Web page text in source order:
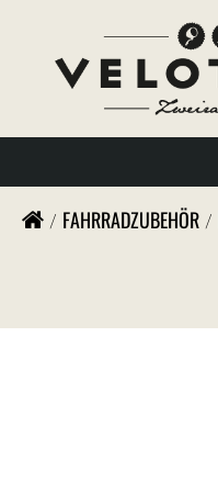
FAHRRADZUBEHÖR